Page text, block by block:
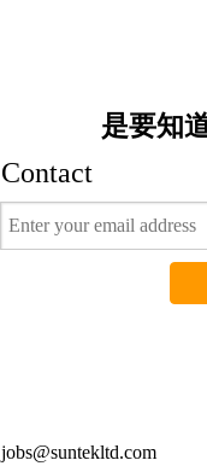
是要知
Contact
jobs@suntekltd.com